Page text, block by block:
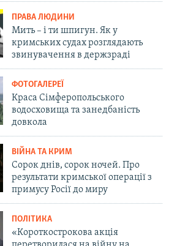
ПРАВА ЛЮДИНИ
Мить – і ти шпигун. Як у
кримських судах розглядають
звинувачення в держзраді
ФОТОГАЛЕРЕЇ
Краса Сімферопольського
водосховища та занедбаність
довкола
ВІЙНА ТА КРИМ
Сорок днів, сорок ночей. Про
результати кримської операції з
примусу Росії до миру
ПОЛІТИКА
«Короткострокова акція